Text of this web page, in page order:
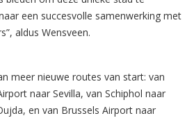
een succesvolle samenwerking met
aldus Wensveen.
meer nieuwe routes van start: van
naar Sevilla, van Schiphol naar
en van Brussels Airport naar